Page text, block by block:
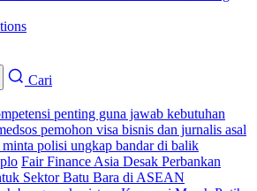
Cari
penting guna jawab kebutuhan
pemohon visa bisnis dan jurnalis asal
polisi ungkap bandar di balik
Fair Finance Asia Desak Perbankan
Sektor Batu Bara di ASEAN